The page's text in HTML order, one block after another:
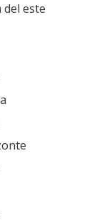
del este